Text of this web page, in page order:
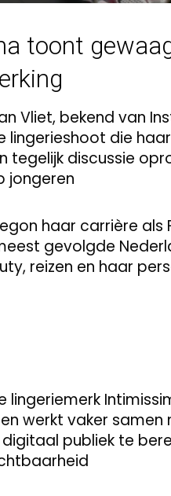
toont
Vliet, bekend van
lingerieshoot die
tegelijk discussie
jongeren
haar carrière
gevolgde
reizen en haar
lingeriemerk
werkt vaker
publiek te